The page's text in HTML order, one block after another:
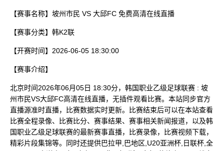
【赛事名称】 坡州市民 VS 大邱FC 免费高清在线直播
【赛事分类】 韩K2联
【开赛时间】 2026-06-05 18:30:00
【赛事介绍】
北京时间2026年06月05日 18:30分，韩国职业乙级足球联赛 : 坡
州市民VS大邱FC高清在线直播，无插件观看比赛。本站同步官方
直播源准时直播，比赛数据实时更新。比赛结束后可以在本站查看
比赛全程录像、比赛比分、赛事结果、赛事相关新闻报道，以及韩
国职业乙级足球联赛的最新赛事直播，比赛录像，比赛视频下载，
精彩片段集锦等。同时还提供巴拉甲,巴地区,U20亚洲杯,日联杯,全